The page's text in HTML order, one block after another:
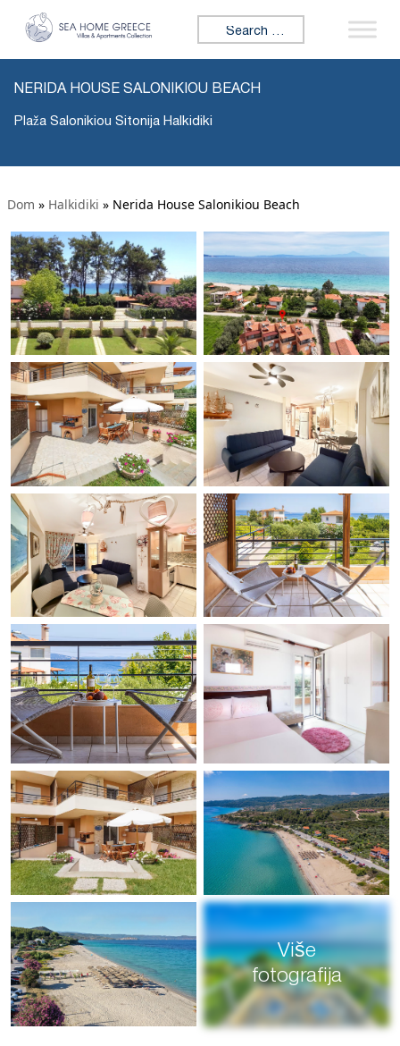
Search for:
NERIDA HOUSE SALONIKIOU BEACH
Plaža Salonikiou Sitonija Halkidiki
Dom » Halkidiki » Nerida House Salonikiou Beach
Više
fotografija